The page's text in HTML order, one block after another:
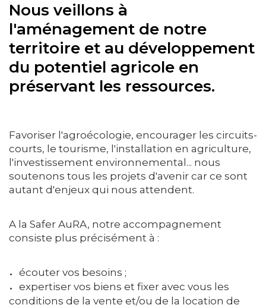
Nous veillons à
l'aménagement de notre
territoire et au développement
du potentiel agricole en
préservant les ressources.
Favoriser l'agroécologie, encourager les circuits-
courts, le tourisme, l'installation en agriculture,
l'investissement environnemental... nous
soutenons tous les projets d'avenir car ce sont
autant d'enjeux qui nous attendent.
A la Safer AuRA, notre accompagnement
consiste plus précisément à :
écouter vos besoins ;
expertiser vos biens et fixer avec vous les
conditions de la vente et/ou de la location de